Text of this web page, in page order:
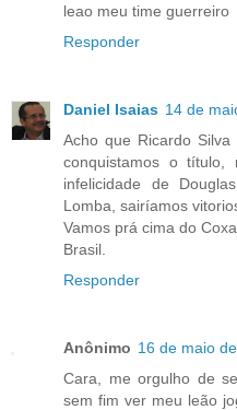
leao meu time guerreiro
Responder
Daniel Isaias 14 de
Acho que Ricardo
conquistamos o título,
infelicidade de
Lomba, sairíamos
Vamos prá cima do
Brasil.
Responder
Anônimo 16 de maio
Cara, me orgulho de
sem fim ver meu leão